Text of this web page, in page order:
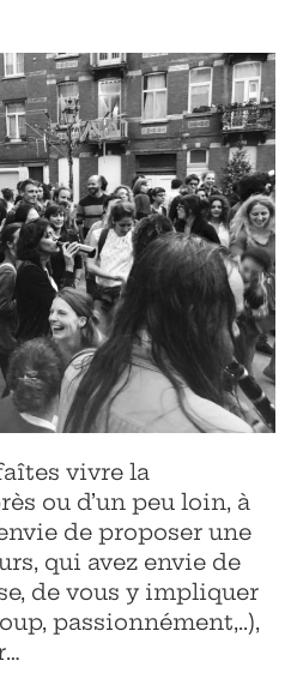
vivre la
ou d’un peu loin, à
de proposer une
qui avez envie de
de vous y impliquer
passionnément,..),